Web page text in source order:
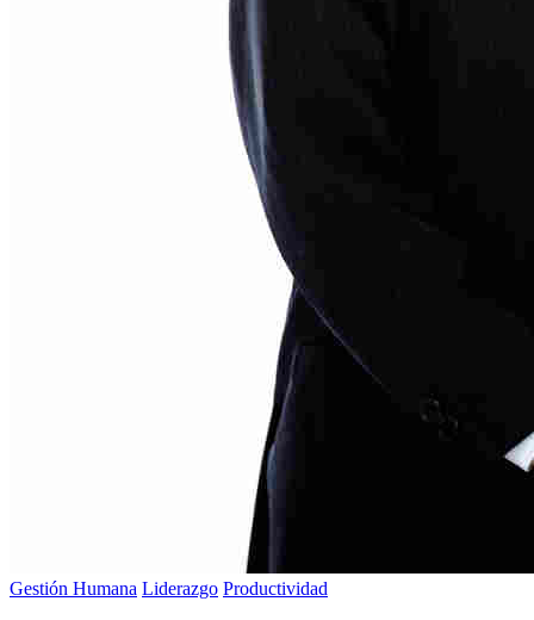
Gestión Humana Liderazgo Productividad